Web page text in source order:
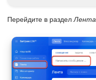
Диск
База знаний
Перейдите в раздел Лента